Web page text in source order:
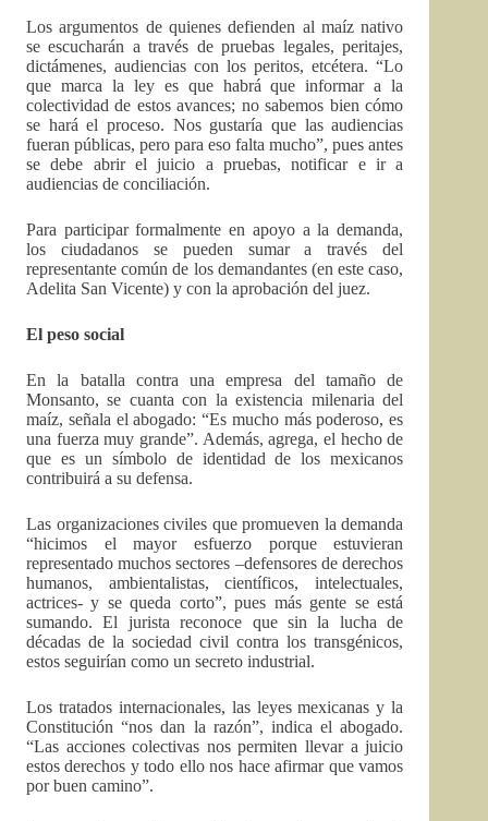
Los argumentos de quienes defienden al maíz nativo
se escucharán a través de pruebas legales, peritajes,
dictámenes, audiencias con los peritos, etcétera. “Lo
que marca la ley es que habrá que informar a la
colectividad de estos avances; no sabemos bien cómo
se hará el proceso. Nos gustaría que las audiencias
fueran públicas, pero para eso falta mucho”, pues antes
se debe abrir el juicio a pruebas, notificar e ir a
audiencias de conciliación.
Para participar formalmente en apoyo a la demanda,
los ciudadanos se pueden sumar a través del
representante común de los demandantes (en este caso,
Adelita San Vicente) y con la aprobación del juez.
El peso social
En la batalla contra una empresa del tamaño de
Monsanto, se cuanta con la existencia milenaria del
maíz, señala el abogado: “Es mucho más poderoso, es
una fuerza muy grande”. Además, agrega, el hecho de
que es un símbolo de identidad de los mexicanos
contribuirá a su defensa.
Las organizaciones civiles que promueven la demanda
“hicimos el mayor esfuerzo porque estuvieran
representado muchos sectores –defensores de derechos
humanos, ambientalistas, científicos, intelectuales,
actrices- y se queda corto”, pues más gente se está
sumando. El jurista reconoce que sin la lucha de
décadas de la sociedad civil contra los transgénicos,
estos seguirían como un secreto industrial.
Los tratados internacionales, las leyes mexicanas y la
Constitución “nos dan la razón”, indica el abogado.
“Las acciones colectivas nos permiten llevar a juicio
estos derechos y todo ello nos hace afirmar que vamos
por buen camino”.